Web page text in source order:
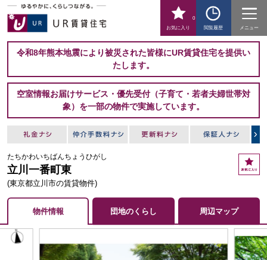
お気に入り
0
閲覧履歴
メニュー
令和8年熊本地震により被災された皆様にUR賃貸住宅を提供い
たします。
空室情報お届けサービス・優先受付（子育て・若者夫婦世帯対
象）を一部の物件で実施しています。
たちかわいちばんちょうひがし
立川一番町東
(東京都立川市の賃貸物件)
お
気
物件情報 団地のくらし 周辺マップ